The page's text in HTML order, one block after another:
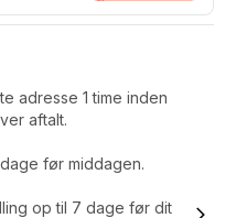
adresse 1 time inden
aftalt.
før middagen.
op til 7 dage før dit